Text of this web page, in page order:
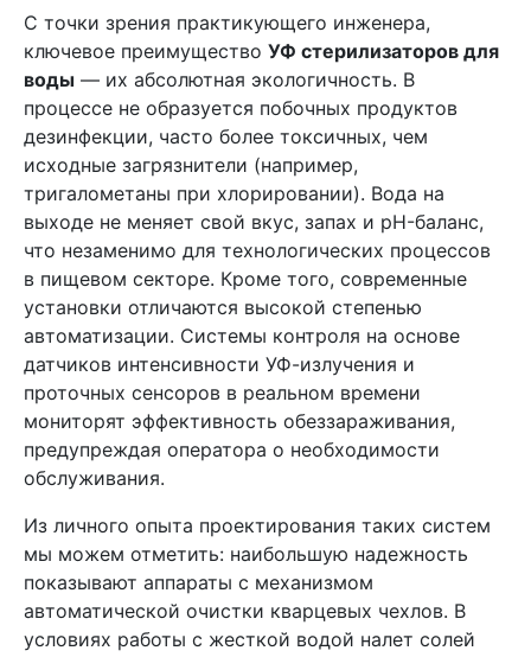
С точки зрения практикующего инженера,
ключевое преимущество УФ стерилизаторов для
воды — их абсолютная экологичность. В
процессе не образуется побочных продуктов
дезинфекции, часто более токсичных, чем
исходные загрязнители (например,
тригалометаны при хлорировании). Вода на
выходе не меняет свой вкус, запах и pH-баланс,
что незаменимо для технологических процессов
в пищевом секторе. Кроме того, современные
установки отличаются высокой степенью
автоматизации. Системы контроля на основе
датчиков интенсивности УФ-излучения и
проточных сенсоров в реальном времени
мониторят эффективность обеззараживания,
предупреждая оператора о необходимости
обслуживания.
Из личного опыта проектирования таких систем
мы можем отметить: наибольшую надежность
показывают аппараты с механизмом
автоматической очистки кварцевых чехлов. В
условиях работы с жесткой водой налет солей